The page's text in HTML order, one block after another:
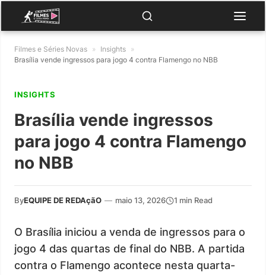
Filmes e Séries Novas » Insights »
Brasília vende ingressos para jogo 4 contra Flamengo no NBB
INSIGHTS
Brasília vende ingressos
para jogo 4 contra Flamengo
no NBB
ByEQUIPE DE REDAçãO — maio 13, 2026 1 min Read
O Brasília iniciou a venda de ingressos para o
jogo 4 das quartas de final do NBB. A partida
contra o Flamengo acontece nesta quarta-